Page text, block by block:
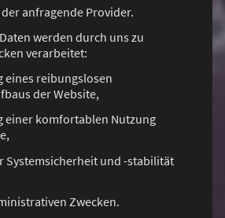
anfragende Provider.
werden durch uns zu
verarbeitet:
eines reibungslosen
der Website,
einer komfortablen Nutzung
Systemsicherheit und -stabilität
Zwecken.